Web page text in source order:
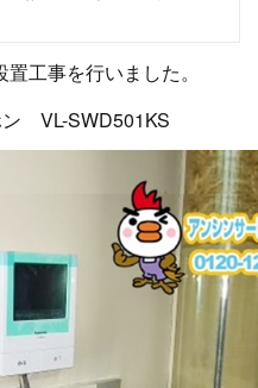
工事を行いました。
VL-SWD501KS